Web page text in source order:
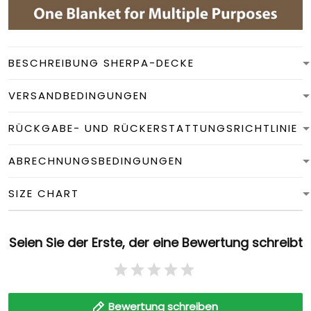
BESCHREIBUNG SHERPA-DECKE
VERSANDBEDINGUNGEN
RÜCKGABE- UND RÜCKERSTATTUNGSRICHTLINIE
ABRECHNUNGSBEDINGUNGEN
SIZE CHART
Seien Sie der Erste, der eine Bewertung schreibt
Bewertung schreiben